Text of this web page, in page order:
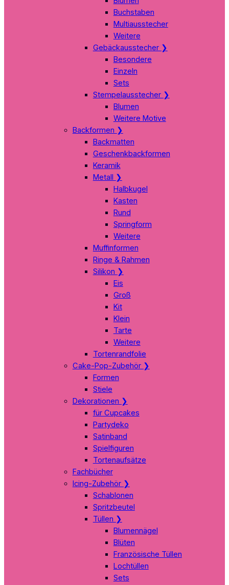
Buchstaben
Multiausstecher
Weitere
Gebäckausstecher ❯
Besondere
Einzeln
Sets
Stempelausstecher ❯
Blumen
Weitere Motive
Backformen ❯
Backmatten
Geschenkbackformen
Keramik
Metall ❯
Halbkugel
Kasten
Rund
Springform
Weitere
Muffinformen
Ringe & Rahmen
Silikon ❯
Eis
Groß
Kit
Klein
Tarte
Weitere
Tortenrandfolie
Cake-Pop-Zubehör ❯
Formen
Stiele
Dekorationen ❯
für Cupcakes
Partydeko
Satinband
Spielfiguren
Tortenaufsätze
Fachbücher
Icing-Zubehör ❯
Schablonen
Spritzbeutel
Tüllen ❯
Blumennägel
Blüten
Französische Tüllen
Lochtüllen
Sets